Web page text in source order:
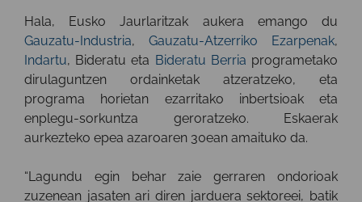
Hala, Eusko Jaurlaritzak aukera emango du
Gauzatu-Industria, Gauzatu-Atzerriko Ezarpenak,
Indartu, Bideratu eta Bideratu Berria programetako
dirulaguntzen ordainketak atzeratzeko, eta
programa horietan ezarritako inbertsioak eta
enplegu-sorkuntza geroratzeko. Eskaerak
aurkezteko epea azaroaren 30ean amaituko da.
“Lagundu egin behar zaie gerraren ondorioak
zuzenean jasaten ari diren jarduera sektoreei, batik